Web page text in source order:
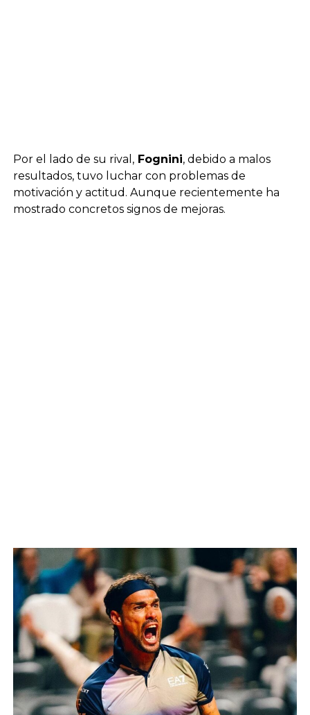
Por el lado de su rival,Fognini, debido a malos
resultados, tuvo luchar con problemas de
motivación y actitud. Aunque recientemente ha
mostrado concretos signos de mejoras.